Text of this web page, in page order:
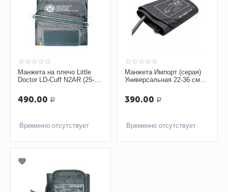
Манжета на плечо Little
Doctor LD-Cuff N2AR (25-36
тонометров
490.00 Р
Временно отсутствует
Манжета Импорт (серая)
Универсальная 22-36 см
кольцом)
390.00 Р
Временно отсутствует